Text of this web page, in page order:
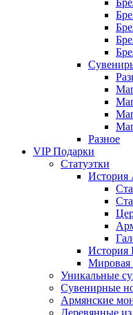
Разное
VIP Подарки
Статуэтки
История
История
Мировая
Уникальные
Сувенирные
Армянские
Деревянные